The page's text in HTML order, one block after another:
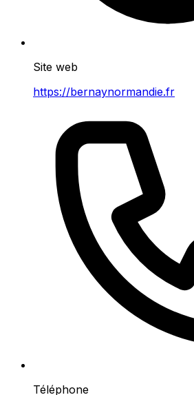
Site web
https://bernaynormandie.fr
Téléphone